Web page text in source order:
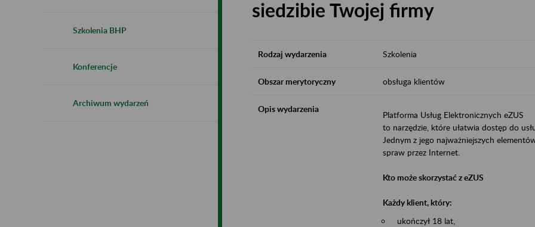
Szkolenia BHP
Konferencje
Archiwum wydarzeń
siedzibie Twojej firmy
Rodzaj wydarzenia Szkolenia
Obszar merytoryczny obsługa klientów
Opis wydarzenia
Platforma Usług Elektronicznych eZUS
to narzędzie, które ułatwia dostęp do
Jednym z jego najważniejszych
spraw przez Internet.
Kto może skorzystać z eZUS
Każdy klient, który:
ukończył 18 lat,